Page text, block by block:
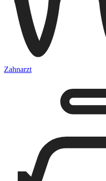
Zahnarzt